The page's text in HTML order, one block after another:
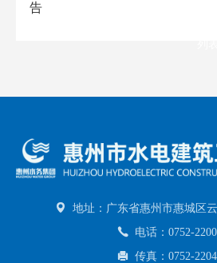
告
地址：广东省惠州市惠城区
电话：0752-
传真：0752-